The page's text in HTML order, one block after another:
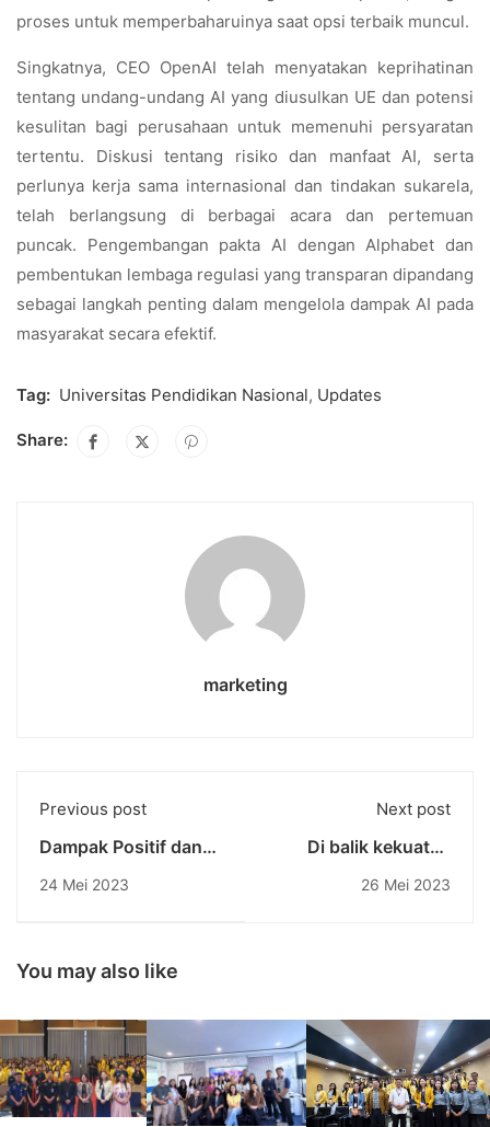
proses untuk memperbaharuinya saat opsi terbaik muncul.
Singkatnya, CEO OpenAI telah menyatakan keprihatinan
tentang undang-undang AI yang diusulkan UE dan potensi
kesulitan bagi perusahaan untuk memenuhi persyaratan
tertentu. Diskusi tentang risiko dan manfaat AI, serta
perlunya kerja sama internasional dan tindakan sukarela,
telah berlangsung di berbagai acara dan pertemuan
puncak. Pengembangan pakta AI dengan Alphabet dan
pembentukan lembaga regulasi yang transparan dipandang
sebagai langkah penting dalam mengelola dampak AI pada
masyarakat secara efektif.
Tag: Universitas Pendidikan Nasional, Updates
Share:
marketing
Previous post
Dampak Positif dan
Masa Depan
24 Mei 2023
Next post
Di balik kekuatan
Perusahaan Pembuat
26 Mei 2023
You may also like